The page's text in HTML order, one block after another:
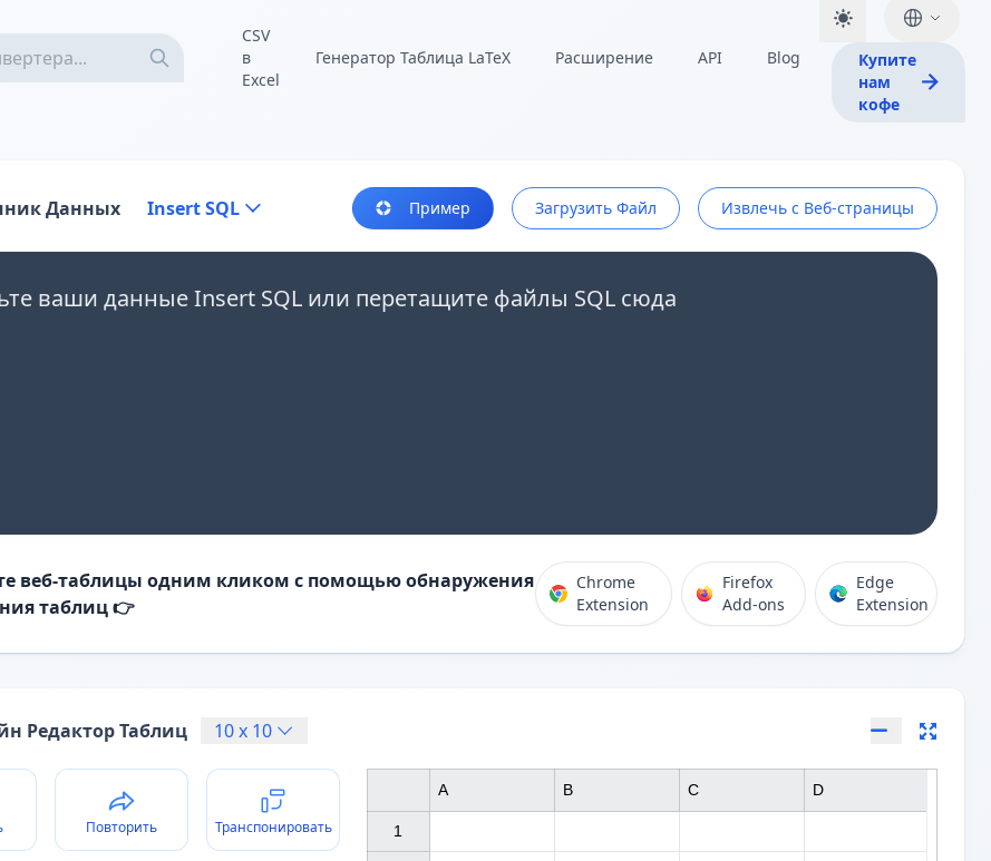
CSV
в
Excel
Генератор Таблица LaTeX Расширение API Blog
Купите
нам
кофе
Данных Insert SQL Пример Загрузить Файл Извлечь с Веб-страницы
ваши данные Insert SQL или перетащите файлы SQL сюда
веб-таблицы одним кликом с помощью обнаружения
таблиц 👉
Chrome
Extension
Firefox
Add-ons
Edge
Extension
Редактор Таблиц 10x 10
Повторить Транспонировать 1
A B C D